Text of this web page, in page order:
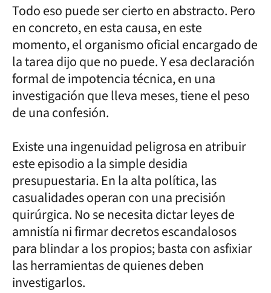
Todo eso puede ser cierto en abstracto. Pero
en concreto, en esta causa, en este
momento, el organismo oficial encargado de
la tarea dijo que no puede. Y esa declaración
formal de impotencia técnica, en una
investigación que lleva meses, tiene el peso
de una confesión.
Existe una ingenuidad peligrosa en atribuir
este episodio a la simple desidia
presupuestaria. En la alta política, las
casualidades operan con una precisión
quirúrgica. No se necesita dictar leyes de
amnistía ni firmar decretos escandalosos
para blindar a los propios; basta con asfixiar
las herramientas de quienes deben
investigarlos.